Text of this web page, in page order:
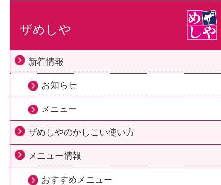
ザめしや
新着情報
お知らせ
メニュー
ザめしやのかしこい使い方
メニュー情報
おすすめメニュー